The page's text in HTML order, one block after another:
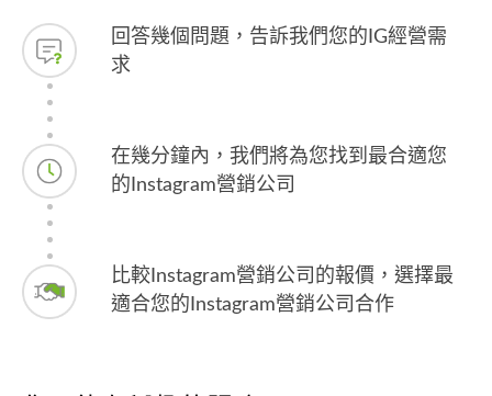
回答幾個問題，告訴我們您的IG經營需
求
在幾分鐘內，我們將為您找到最合適您
的Instagram營銷公司
比較Instagram營銷公司的報價，選擇最
適合您的Instagram營銷公司合作